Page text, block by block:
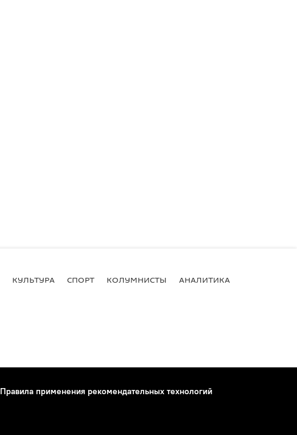
КУЛЬТУРА СПОРТ КОЛУМНИСТЫ АНАЛИТИКА
Правила применения рекомендательных технологий